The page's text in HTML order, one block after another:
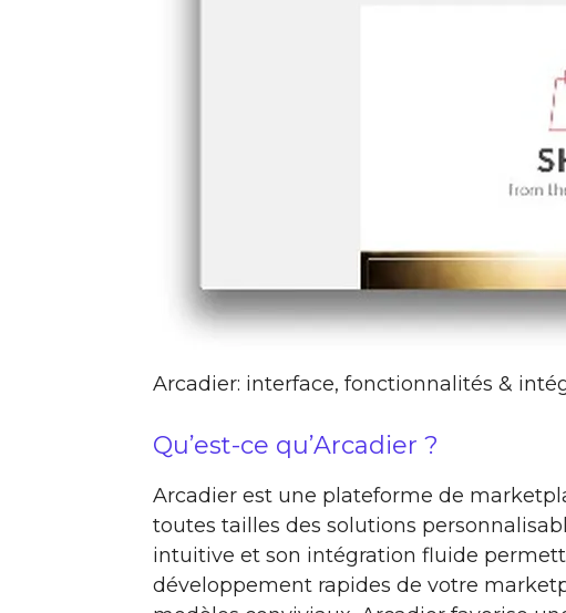
Arcadier: interface, fonctionnalités &
Qu’est-ce qu’Arcadier ?
Arcadier est une plateforme de
toutes tailles des solutions
intuitive et son intégration fluide
développement rapides de votre